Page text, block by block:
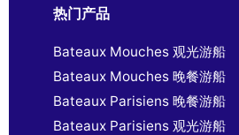
热门产品
Bateaux Mouches 观光游船
Bateaux Mouches 晚餐游船
Bateaux Parisiens 晚餐游船
Bateaux Parisiens 观光游船